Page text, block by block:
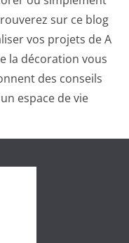
sur ce blog
vos projets de A
la décoration vous
des conseils
espace de vie